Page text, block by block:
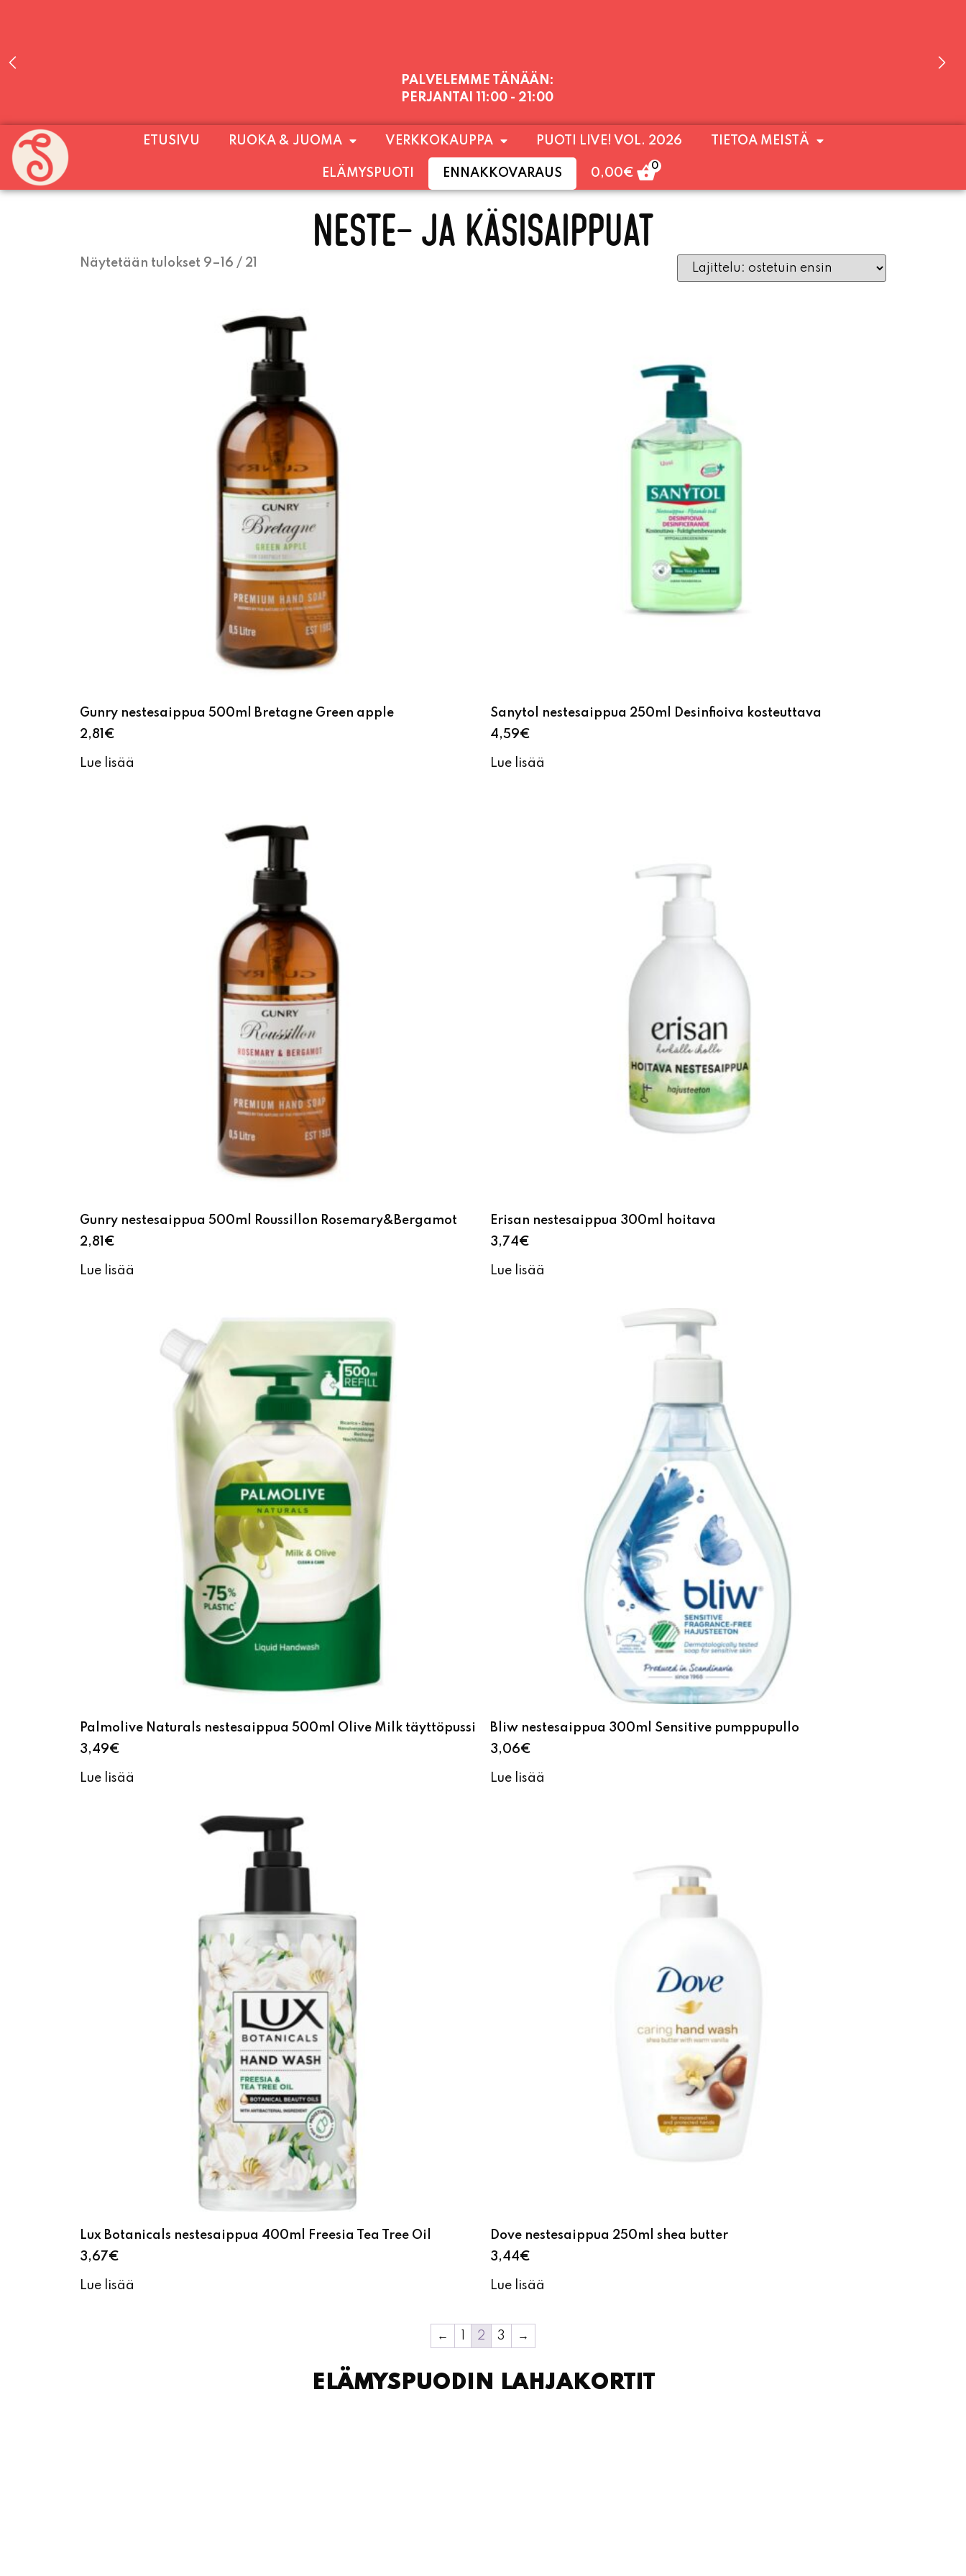
PALVELEMME TÄNÄÄN:
PERJANTAI 11:00 - 21:00
PALVELEMME PÄIVITTÄIN (MA-SU KLO 11-21) SUNNUNTAIHIN 16.8. SAAKKA JONKA JÄLKEEN OLEMME AVOINNA VIIKONLOPPUISIN (PE-
SU) ELOKUUN LOPPUUN ASTI
LÄMPIMÄSTI TERVETULOA!
ETUSIVU RUOKA & JUOMA VERKKOKAUPPA PUOTI LIVE! VOL. 2026 TIETOA MEISTÄ
ELÄMYSPUOTI ENNAKKOVARAUS 0,00€
0
NESTE- JA KÄSISAIPPUAT
Näytetään tulokset 9–16 / 21
Gunry nestesaippua 500ml Bretagne Green apple
2,81 €
Lue lisää
Sanytol nestesaippua 250ml Desinfioiva kosteuttava
4,59€
Lue lisää
Gunry nestesaippua 500ml Roussillon Rosemary&Bergamot
2,81 €
Lue lisää
Erisan nestesaippua 300ml hoitava
3,74€
Lue lisää
Palmolive Naturals nestesaippua 500ml Olive Milk täyttöpussi
3,49€
Lue lisää
Bliw nestesaippua 300ml Sensitive pumppupullo
3,06€
Lue lisää
Lux Botanicals nestesaippua 400ml Freesia Tea Tree Oil
3,67€
Lue lisää
Dove nestesaippua 250ml shea butter
3,44€
Lue lisää
← 2 3 →
ELÄMYSPUODIN LAHJAKORTIT